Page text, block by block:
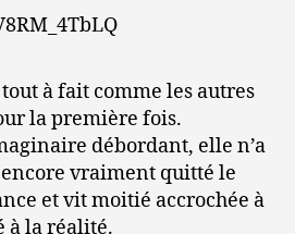
à fait comme les autres
la première fois.
débordant, elle n’a
vraiment quitté le
et vit moitié accrochée à
à la réalité.